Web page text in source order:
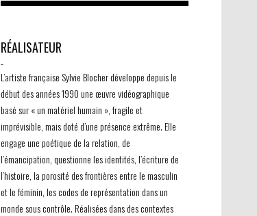
RÉALISATEUR
-
L’artiste française Sylvie Blocher développe depuis le
début des années 1990 une œuvre vidéographique
basé sur « un matériel humain », fragile et
imprévisible, mais doté d’une présence extrême. Elle
engage une poétique de la relation, de
l’émancipation, questionne les identités, l’écriture de
l’histoire, la porosité des frontières entre le masculin
et le féminin, les codes de représentation dans un
monde sous contrôle. Réalisées dans des contextes